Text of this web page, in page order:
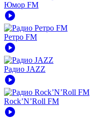
Юмор FM
play_circle
Ретро FM
play_circle
Радио JAZZ
play_circle
Rock’N’Roll FM
play_circle